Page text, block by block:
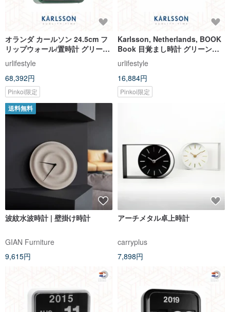
オランダ カールソン 24.5cm フ
リップウォール/置時計 グリーン/
ブラック
urlifestyle
68,392円
Pinkoi限定
Karlsson, Netherlands, BOOK
Book 目覚まし時計 グリーン
LED ディスプレイ - 多機能アラ
ーム
urlifestyle
16,884円
Pinkoi限定
送料無料
波紋水波時計 | 壁掛け時計
GIAN Furniture
9,615円
アーチメタル卓上時計
carryplus
7,898円